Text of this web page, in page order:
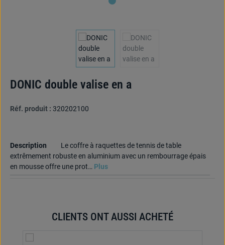
DONIC double valise en a
Réf. produit : 320202100
Description
Le coffre à raquettes de tennis de table
extrêmement robuste en aluminium avec un rembourrage épais
en mousse offre une prot… Plus
Ignorer la galerie de produits
CLIENTS ONT AUSSI ACHETÉ